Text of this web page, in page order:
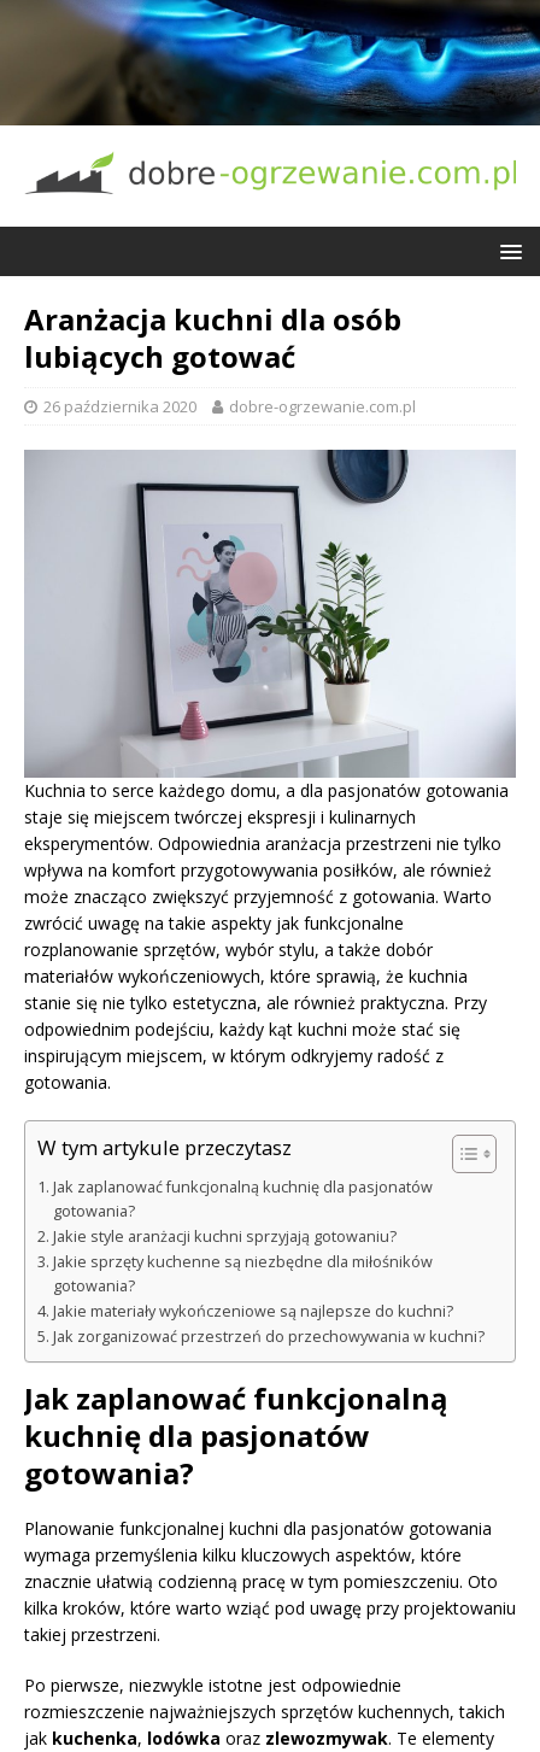
Aranżacja kuchni dla osób
lubiących gotować
26 października 2020 dobre-ogrzewanie.com.pl
Kuchnia to serce każdego domu, a dla pasjonatów gotowania
staje się miejscem twórczej ekspresji i kulinarnych
eksperymentów. Odpowiednia aranżacja przestrzeni nie tylko
wpływa na komfort przygotowywania posiłków, ale również
może znacząco zwiększyć przyjemność z gotowania. Warto
zwrócić uwagę na takie aspekty jak funkcjonalne
rozplanowanie sprzętów, wybór stylu, a także dobór
materiałów wykończeniowych, które sprawią, że kuchnia
stanie się nie tylko estetyczna, ale również praktyczna. Przy
odpowiednim podejściu, każdy kąt kuchni może stać się
inspirującym miejscem, w którym odkryjemy radość z
gotowania.
W tym artykule przeczytasz
Jak zaplanować funkcjonalną kuchnię dla pasjonatów
gotowania?
Jakie style aranżacji kuchni sprzyjają gotowaniu?
Jakie sprzęty kuchenne są niezbędne dla miłośników
gotowania?
Jakie materiały wykończeniowe są najlepsze do kuchni?
Jak zorganizować przestrzeń do przechowywania w kuchni?
Jak zaplanować funkcjonalną
kuchnię dla pasjonatów
gotowania?
Planowanie funkcjonalnej kuchni dla pasjonatów gotowania
wymaga przemyślenia kilku kluczowych aspektów, które
znacznie ułatwią codzienną pracę w tym pomieszczeniu. Oto
kilka kroków, które warto wziąć pod uwagę przy projektowaniu
takiej przestrzeni.
Po pierwsze, niezwykle istotne jest odpowiednie
rozmieszczenie najważniejszych sprzętów kuchennych, takich
jak kuchenka, lodówka oraz zlewozmywak. Te elementy